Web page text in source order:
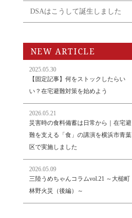
DSAはこうして誕生しました
NEW ARTICLE
2025.05.30
【固定記事】何をストックしたらい
い？在宅避難対策を始めよう
2026.05.21
災害時の食料備蓄は日常から｜在宅避
難を支える「食」の講演を横浜市青葉
区で実施しました
2026.05.09
三陸うめちゃんコラムvol.21 ～大槌町
林野火災（後編）～